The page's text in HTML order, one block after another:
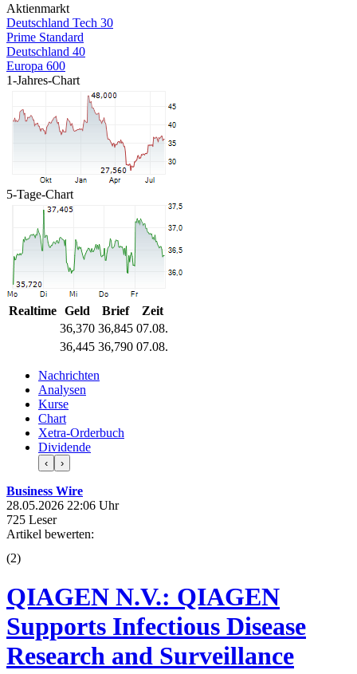
Aktienmarkt
Deutschland Tech 30
Prime Standard
Deutschland 40
Europa 600
1-Jahres-Chart
5-Tage-Chart
Realtime Geld Brief
Zeit
36,370 36,845 07.08.
36,445 36,790 07.08.
Nachrichten
Analysen
Kurse
Chart
Xetra-Orderbuch
Dividende
‹ ›
Business Wire
28.05.2026 22:06 Uhr
725 Leser
Artikel bewerten:
(2)
QIAGEN N.V.: QIAGEN
Supports Infectious Disease
Research and Surveillance